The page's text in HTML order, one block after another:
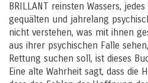
BRILLANT reinsten Wassers,
gequälten und jahrelang
nicht verstehen, was mit ihnen
aus ihrer psychischen Falle
Rettung suchen soll, ist dieses
Eine alte Wahrheit sagt, dass die